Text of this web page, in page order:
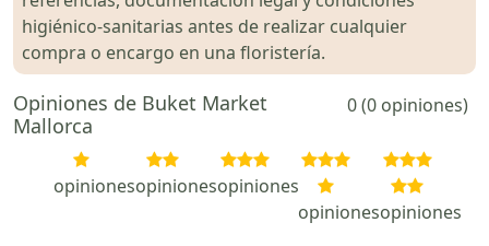
higiénico-sanitarias antes de realizar cualquier
compra o encargo en una floristería.
Opiniones de Buket Market
Mallorca
0 (0 opiniones)
opinionesopinionesopiniones
opinionesopiniones